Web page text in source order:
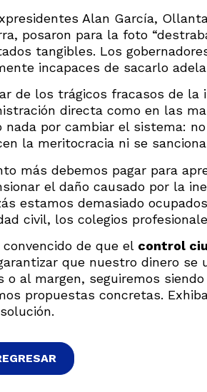
Alan García,
posaron para la foto
tangibles. Los
incapaces de sacarlo
de los trágicos fracasos de
directa como en las
nada por cambiar el sistema:
la meritocracia ni se
más debemos pagar para
el daño causado por la
estamos demasiado
civil, los colegios
convencido de que el control
que nuestro dinero
o al margen, seguiremos
propuestas concretas.